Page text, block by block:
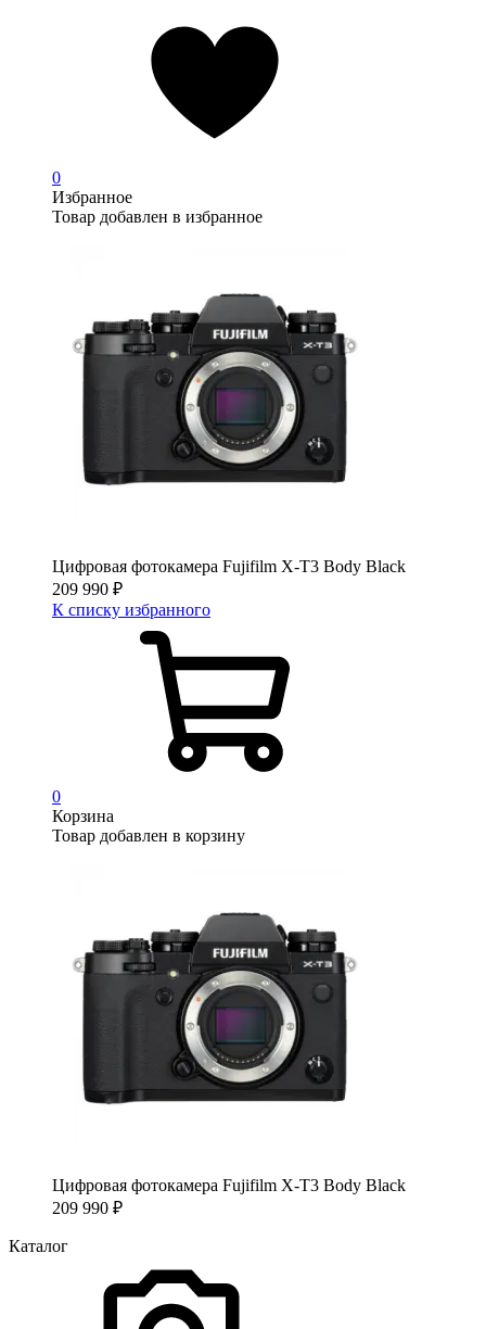
0
Избранное
Товар добавлен в избранное
Цифровая фотокамера Fujifilm X-T3 Body Black
209 990 ₽
К списку избранного
0
Корзина
Товар добавлен в корзину
Цифровая фотокамера Fujifilm X-T3 Body Black
209 990 ₽
Каталог